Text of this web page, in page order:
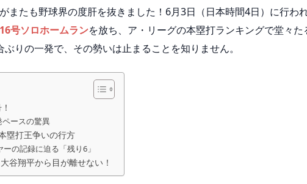
がまたも野球界の度肝を抜きました！6月3日（日本時間4日）に行わ
号ソロホームランを放ち、ア・リーグの本塁打ランキングで堂々た
りの一発で、その勢いは止まることを知りません。
ペースの驚異
塁打王争いの行方
の記録に迫る「残り6」
谷翔平から目が離せない！